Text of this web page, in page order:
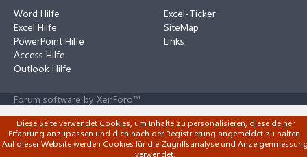
Word Hilfe
Excel Hilfe
PowerPoint Hilfe
Access Hilfe
Outlook Hilfe
Excel-Ticker
SiteMap
Links
Forum software by XenForo™
Diese Seite verwendet Cookies, um Inhalte zu personalisieren, diese deiner
Erfahrung anzupassen und dich nach der Registrierung angemeldet zu halten.
Auf dieser Website werden Cookies für die Zugriffsanalyse und
verwendet.